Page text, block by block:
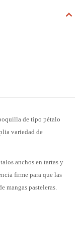
de tipo pétalo
variedad de
anchos en tartas y
firme para que las
mangas pasteleras.